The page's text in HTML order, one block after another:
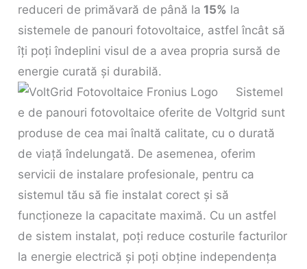
reduceri de primăvară de până la 15% la
sistemele de panouri fotovoltaice, astfel încât să
îți poți îndeplini visul de a avea propria sursă de
energie curată și durabilă.
Sistemel
e de panouri fotovoltaice oferite de Voltgrid sunt
produse de cea mai înaltă calitate, cu o durată
de viață îndelungată. De asemenea, oferim
servicii de instalare profesionale, pentru ca
sistemul tău să fie instalat corect și să
funcționeze la capacitate maximă. Cu un astfel
de sistem instalat, poți reduce costurile facturilor
la energie electrică și poți obține independența